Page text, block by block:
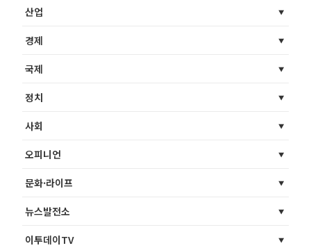
산업
경제
국제
정치
사회
오피니언
문화·라이프
뉴스발전소
이투데이TV